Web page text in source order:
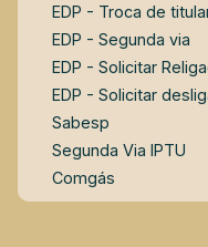
EDP - Troca de
EDP - Segunda via
EDP - Solicitar
EDP - Solicitar
Sabesp
Segunda Via IPTU
Comgás